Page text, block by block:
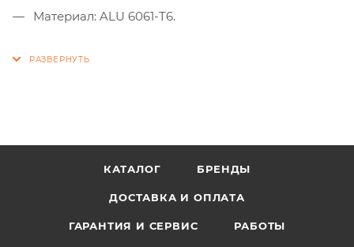
Материал: ALU 6061-T6.
КАТАЛОГ БРЕНДЫ
ДОСТАВКА И ОПЛАТА
ГАРАНТИЯ И СЕРВИС РАБОТЫ